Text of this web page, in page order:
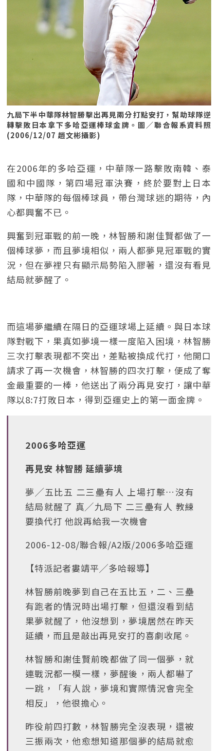
九局下半中華隊林智勝擊出再見兩分打點安打，幫助球隊逆
轉擊敗日本拿下多哈亞運棒球金牌。圖／聯合報系資料照
(2006/12/07 趙文彬攝影)
在2006年的多哈亞運，中華隊一路擊敗南韓、泰
國和中國隊，第四場冠軍決賽，終於要對上日本
隊，中華隊的每個棒球員，帶台灣球迷的期待，內
心都興奮不已。
興奮到冠軍戰的前一晚，林智勝和謝佳賢都做了一
個棒球夢，而且夢境相似，兩人都夢見冠軍戰的實
況，但在夢裡只有顯示局勢陷入膠著，還沒有看見
結局就夢醒了。
而這場夢繼續在隔日的亞運球場上延續。與日本球
隊對戰下，果真如夢境一樣一度陷入困境，林智勝
三次打擊表現都不突出，差點被換成代打，他開口
請求了再一次機會，林智勝的四次打擊，便成了奪
金最重要的一棒，他送出了兩分再見安打，讓中華
隊以8:7打敗日本，得到亞運史上的第一面金牌。
2006多哈亞運
再見安 林智勝 延續夢境
夢╱五比五 二三壘有人 上場打擊…沒有
結局就醒了 真╱九局下 二三壘有人 教練
要換代打 他說再給我一次機會
2006-12-08/聯合報/A2版/2006多哈亞運
【特派記者婁靖平╱多哈報導】
林智勝前晚夢到自己在五比五，二、三壘
有跑者的情況時出場打擊，但還沒看到結
果夢就醒了，他沒想到，夢境居然在昨天
延續，而且是敲出再見安打的喜劇收尾。
林智勝和謝佳賢前晚都做了同一個夢，就
連戰況都一模一樣，夢醒後，兩人都嚇了
一跳，「有人說，夢境和實際情況會完全
相反」，他很擔心。
昨役前四打數，林智勝完全沒表現，還被
三振兩次，他愈想知道那個夢的結局就愈